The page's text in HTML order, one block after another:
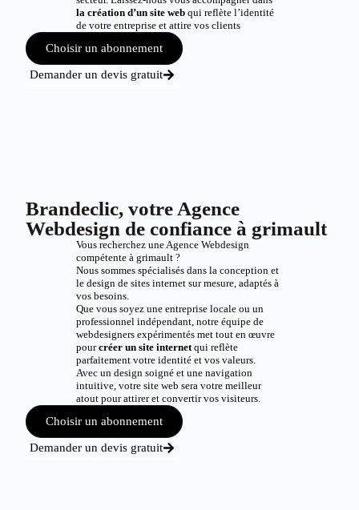
la création d’un site webqui reflète l’identité
de votre entreprise et attire vos clients
Choisir un abonnement
Demander un devis gratuit
Brandeclic, votre Agence
Webdesign de confiance à grimault
Vous recherchez une Agence Webdesign
compétente à grimault ?
Nous sommes spécialisés dans la conception et
le design de sites internet sur mesure, adaptés à
vos besoins.
Que vous soyez une entreprise locale ou un
professionnel indépendant, notre équipe de
webdesigners expérimentés met tout en œuvre
pourcréer un site internetqui reflète
parfaitement votre identité et vos valeurs.
Avec un design soigné et une navigation
intuitive, votre site web sera votre meilleur
atout pour attirer et convertir vos visiteurs.
Choisir un abonnement
Demander un devis gratuit